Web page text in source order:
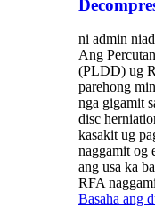
ni admin
Ang
(PLDD) ug
parehong
nga gigamit
disc
kasakit ug
naggamit og
ang usa ka
RFA
Basaha ang